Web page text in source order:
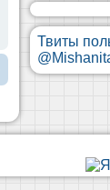
Твиты